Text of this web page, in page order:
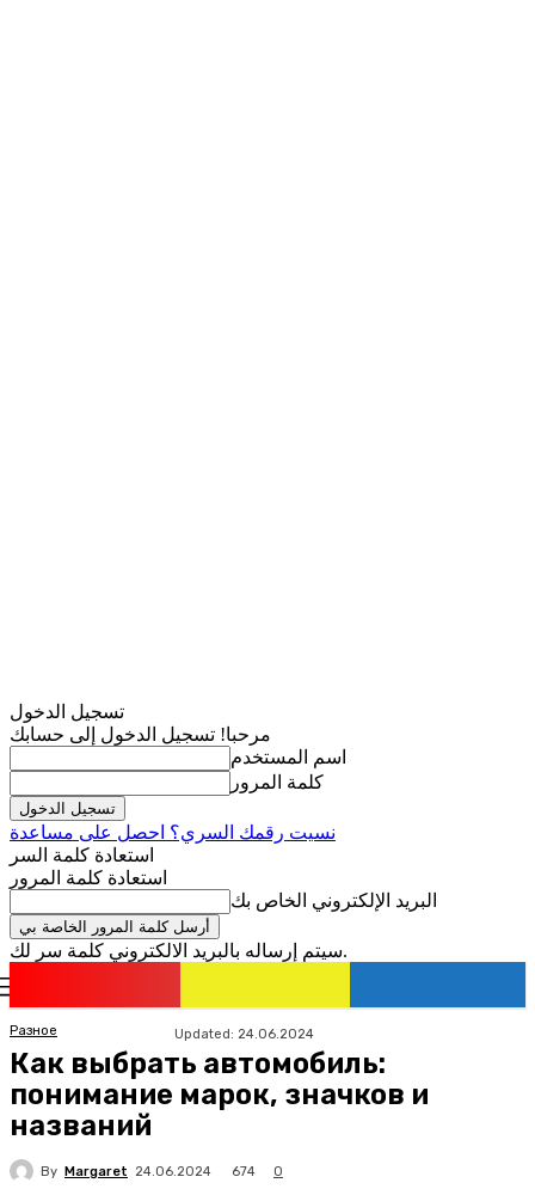
تسجيل الدخول
مرحبا! تسجيل الدخول إلى حسابك
اسم المستخدم
كلمة المرور
نسيت رقمك السري؟ احصل على مساعدة
استعادة كلمة السر
استعادة كلمة المرور
البريد الإلكتروني الخاص بك
سيتم إرساله بالبريد الالكتروني كلمة سر لك.
Разное Updated: 24.06.2024
Как выбрать автомобиль:
понимание марок, значков и
названий
By Margaret 24.06.2024 674 0